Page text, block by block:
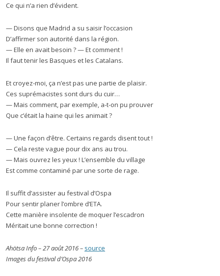
Ce qui n’a rien d’évident.
— Disons que Madrid a su saisir l’occasion
D’affirmer son autorité dans la région.
— Elle en avait besoin ? — Et comment !
Il faut tenir les Basques et les Catalans.
Et croyez-moi, ça n’est pas une partie de plaisir.
Ces suprémacistes sont durs du cuir…
— Mais comment, par exemple, a-t-on pu prouver
Que c’était la haine qui les animait ?
— Une façon d’être. Certains regards disent tout !
— Cela reste vague pour dix ans au trou.
— Mais ouvrez les yeux ! L’ensemble du village
Est comme contaminé par une sorte de rage.
Il suffit d’assister au festival d’Ospa
Pour sentir planer l’ombre d’ETA.
Cette manière insolente de moquer l’escadron
Méritait une bonne correction !
Ahötsa Info – 27 août 2016 – source
Imagesdu festival d’Ospa2016